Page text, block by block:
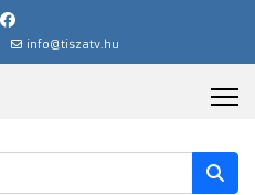
info@tiszatv.hu